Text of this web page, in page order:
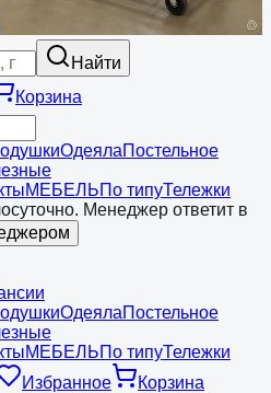
Найти
Корзина
ОдеялаПостельное
МЕБЕЛЬПо типуТележки
Менеджер ответит в
ОдеялаПостельное
МЕБЕЛЬПо типуТележки
Избранное
Корзина